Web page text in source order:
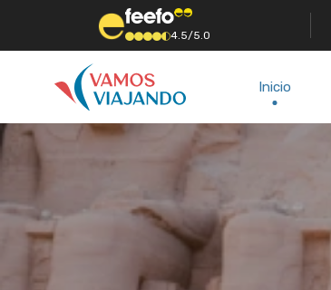
4.5/5.0
Inicio